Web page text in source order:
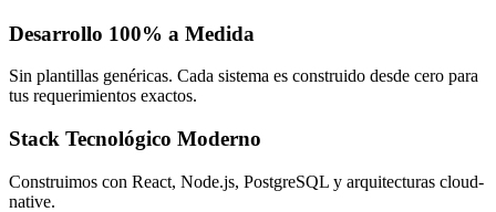
Desarrollo 100% a Medida
Sin plantillas genéricas. Cada sistema es construido desde cero para
tus requerimientos exactos.
Stack Tecnológico Moderno
Construimos con React, Node.js, PostgreSQL y arquitecturas cloud-
native.